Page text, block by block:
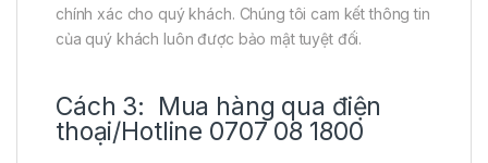
chính xác cho quý khách. Chúng tôi cam kết thông tin
của quý khách luôn được bảo mật tuyệt đối.
Cách 3: Mua hàng qua điện
thoại/Hotline 0707 08 1800